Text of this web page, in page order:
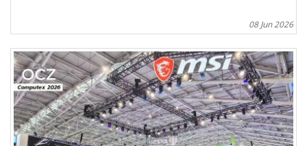
08 Jun 2026